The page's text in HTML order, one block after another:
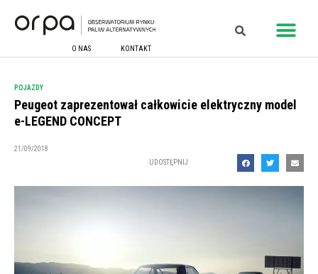
O NAS KONTAKT
POJAZDY
Peugeot zaprezentował całkowicie elektryczny model
e-LEGEND CONCEPT
21/09/2018
UDOSTĘPNIJ